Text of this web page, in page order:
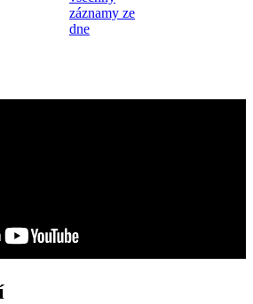
záznamy ze
dne